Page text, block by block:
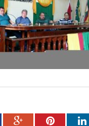
Google+Pinterest